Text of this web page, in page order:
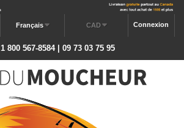
Connexion
CAD
Français
1 800 567-8584 | 09 73 03 75 95